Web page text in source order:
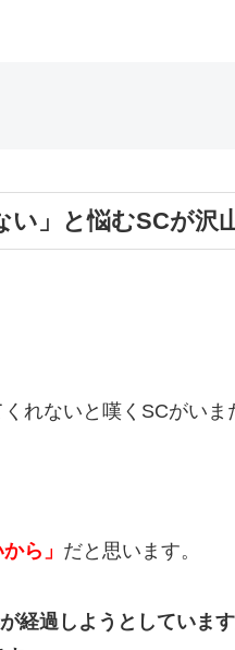
い」と悩むSCが沢
れないと嘆くSCがいま
ら」 だと思います。
経過しようとしていま